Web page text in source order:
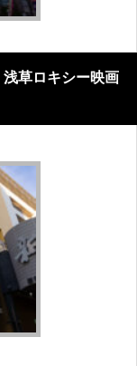
草ロキシー映画